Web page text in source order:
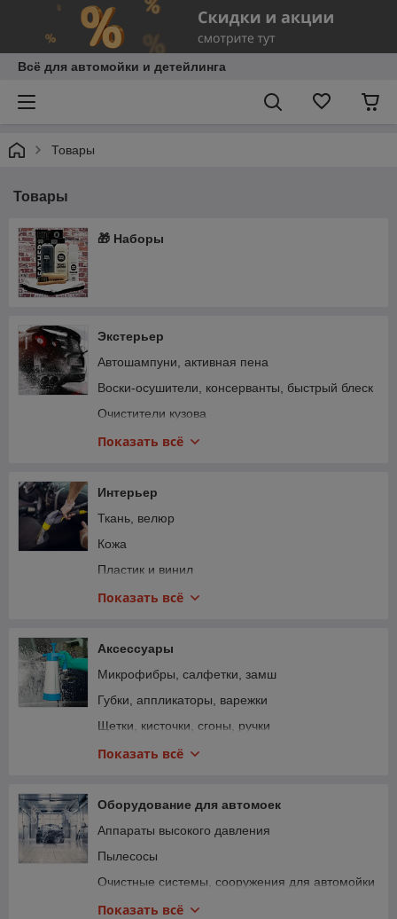
Всё для автомойки и детейлинга
Товары
Товары
🎁 Наборы
Экстерьер
Автошампуни, активная пена
Воски-осушители, консерванты, быстрый блеск
Очистители кузова
Воски, силанты, глейзы
Защитные пленки
Составы для пленок
Показать всё
Интерьер
Ткань, велюр
Кожа
Пластик и винил
Стекло
Ароматизаторы
Показать всё
Аксессуары
Микрофибры, салфетки, замш
Губки, аппликаторы, варежки
Щетки, кисточки, сгоны, ручки
Распылители, триггеры, бутылки
Полировальные круги, пады
Укрывной материал, малярные ленты
Коврики и накидки
Аксессуары для защитных пленок
Показать всё
Оборудование для автомоек
Аппараты высокого давления
Пылесосы
Очистные системы, сооружения для автомойки
Полировальные машинки
Показать всё